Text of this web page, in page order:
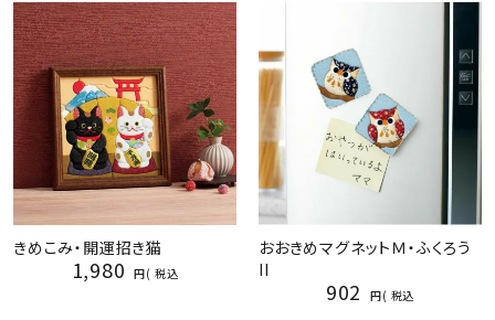
きめこみ・開運招き猫
1,980 税込
おおきめマグネットＭ・ふくろう
II
902 税込